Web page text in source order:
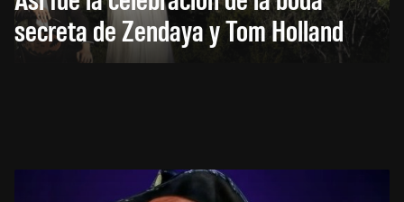
secreta de Zendaya y Tom Holland